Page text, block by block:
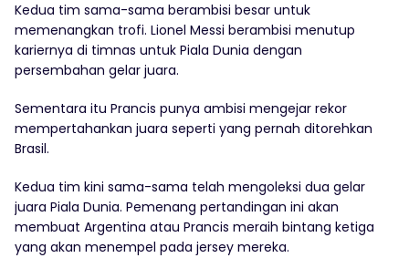
Kedua tim sama-sama berambisi besar untuk
memenangkan trofi. Lionel Messi berambisi menutup
kariernya di timnas untuk Piala Dunia dengan
persembahan gelar juara.
Sementara itu Prancis punya ambisi mengejar rekor
mempertahankan juara seperti yang pernah ditorehkan
Brasil.
Kedua tim kini sama-sama telah mengoleksi dua gelar
juara Piala Dunia. Pemenang pertandingan ini akan
membuat Argentina atau Prancis meraih bintang ketiga
yang akan menempel pada jersey mereka.